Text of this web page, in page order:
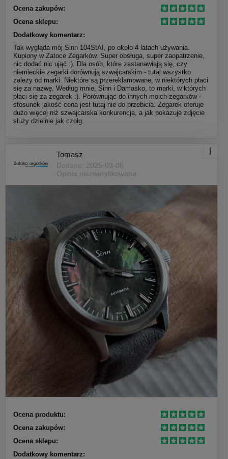
Ocena zakupów:
Ocena sklepu:
Dodatkowy komentarz:
Tak wygląda mój Sinn 104StAI, po około 4 latach używania.
Kupiony w Zatoce Zegarków. Super obsługa, super zaopatrzenie,
nic dodać nic ująć :). Dla osób, które zastanawiają się, czy
niemieckie zegarki dorównują szwajcarskim - tutaj wszystko
zależy od marki. Niektóre są przereklamowane, w niektórych płaci
się za nazwę. Według mnie, Sinn i Damasko, to marki, w których
płaci się za zegarek :). Porównując do innych moich zegarków -
stosunek jakość cena jest tutaj nie do przebicia. Zegarek oferuje
dużo więcej niż szwajcarska konkurencja, a jak pokazuje zdjęcie
służy dzielnie jak czołg.
Tomasz
Dodano: 2025-03-06
Opinia niezweryfikowana
Ocena produktu:
Ocena zakupów:
Ocena sklepu:
Dodatkowy komentarz: